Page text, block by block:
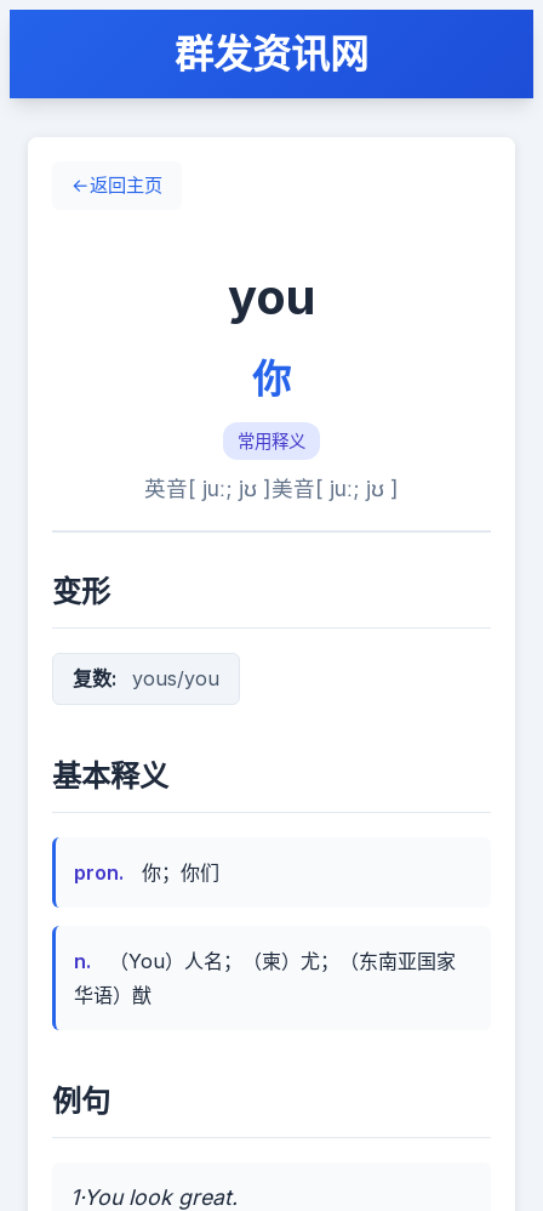
群发资讯网
←返回主页
you
你
常用释义
英音[ juː; jʊ ] 美音[ juː; jʊ ]
变形
复数: yous/you
基本释义
pron. 你；你们
n.
（You）人名；（柬）尤；（东南亚国家
华语）猷
例句
1·You look great.